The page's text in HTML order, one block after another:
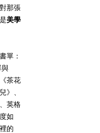
那張
美學
單：
與
茶花
》、
英格
如
的